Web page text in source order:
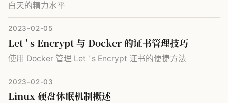
白天的精力水平
2023-02-05
Let ' s Encrypt 与 Docker 的证书管理技巧
使用 Docker 管理 Let ' s Encrypt 证书的便捷方法
2023-02-03
Linux 硬盘休眠机制概述